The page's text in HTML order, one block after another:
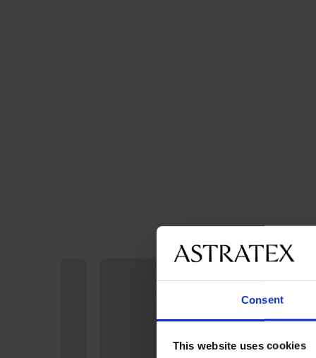
Consent
This website uses cookies